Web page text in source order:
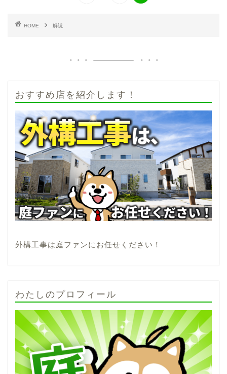
HOME 解説
おすすめ店を紹介します！
外構工事は庭ファンにお任せください！
わたしのプロフィール